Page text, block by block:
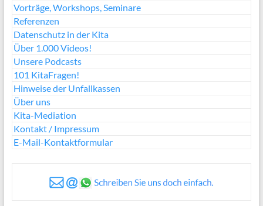
Vorträge, Workshops, Seminare
Referenzen
Datenschutz in der Kita
Über 1.000 Videos!
Unsere Podcasts
101 KitaFragen!
Hinweise der Unfallkassen
Über uns
Kita-Mediation
Kontakt / Impressum
E-Mail-Kontaktformular